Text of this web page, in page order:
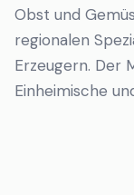
Obst und
regionalen
Erzeugern. Der
Einheimische